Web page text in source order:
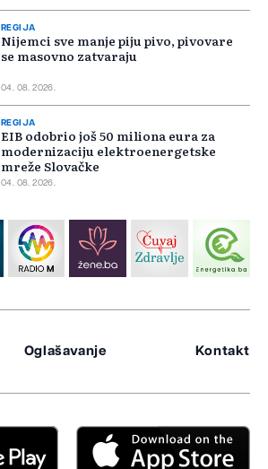
REGIJA
Nijemci sve manje piju pivo, pivovare
se masovno zatvaraju
04. 08. 2026.
REGIJA
EIB odobrio još 50 miliona eura za
modernizaciju elektroenergetske
mreže Slovačke
04. 08. 2026.
Oglašavanje Kontakt